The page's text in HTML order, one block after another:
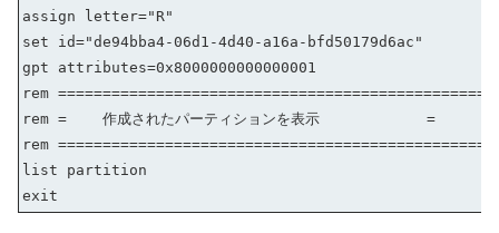
assign letter="R"
set id="de94bba4-06d1-4d40-a16a-bfd50179d6ac"
gpt attributes=0x8000000000000001
rem
rem = 作成されたパーティションを表示 =
rem
list partition
exit